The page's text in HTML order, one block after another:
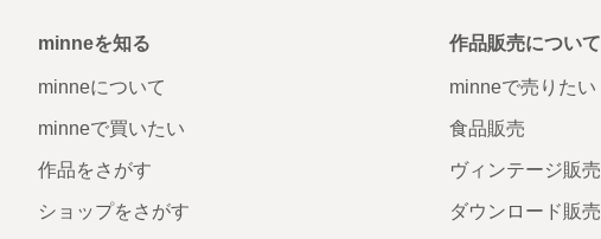
minneを知る
minneについて
minneで買いたい
作品をさがす
ショップをさがす
作品販売について
minneで売りたい
食品販売
ヴィンテージ販売
ダウンロード販売